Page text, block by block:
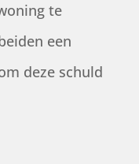
te
een
deze schuld